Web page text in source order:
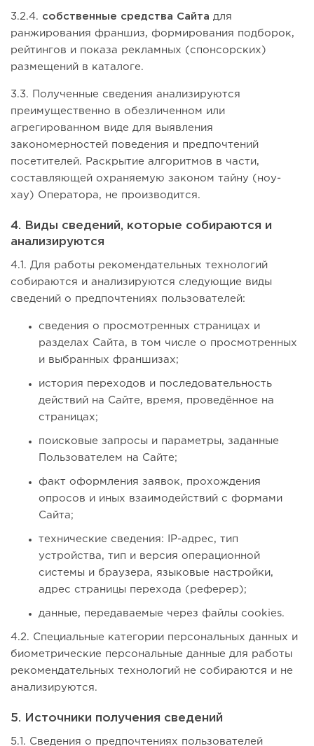
3.2.4. собственные средства Сайта для
ранжирования франшиз, формирования подборок,
рейтингов и показа рекламных (спонсорских)
размещений в каталоге.
3.3. Полученные сведения анализируются
преимущественно в обезличенном или
агрегированном виде для выявления
закономерностей поведения и предпочтений
посетителей. Раскрытие алгоритмов в части,
составляющей охраняемую законом тайну (ноу-
хау) Оператора, не производится.
4. Виды сведений, которые собираются и
анализируются
4.1. Для работы рекомендательных технологий
собираются и анализируются следующие виды
сведений о предпочтениях пользователей:
сведения о просмотренных страницах и
разделах Сайта, в том числе о просмотренных
и выбранных франшизах;
история переходов и последовательность
действий на Сайте, время, проведённое на
страницах;
поисковые запросы и параметры, заданные
Пользователем на Сайте;
факт оформления заявок, прохождения
опросов и иных взаимодействий с формами
Сайта;
технические сведения: IP-адрес, тип
устройства, тип и версия операционной
системы и браузера, языковые настройки,
адрес страницы перехода (реферер);
данные, передаваемые через файлы cookies.
4.2. Специальные категории персональных данных и
биометрические персональные данные для работы
рекомендательных технологий не собираются и не
анализируются.
5. Источники получения сведений
5.1. Сведения о предпочтениях пользователей